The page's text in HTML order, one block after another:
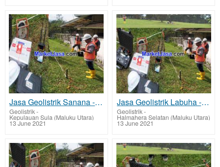
Jasa Geolistrik Sanana - Kepulauan Sula Mencari Sumber Lapisan Air Bawah Tanah Tarif Biaya Per Titik
Geolistrik-
Kepulauan Sula (Maluku Utara)
13 June 2021
Jasa Geolistrik Labuha - Halmahera Selatan Mencari Sumber Mata Air Bawah Tanah Tarif Biaya Per Titik
Geolistrik-
Halmahera Selatan (Maluku Utara)
13 June 2021